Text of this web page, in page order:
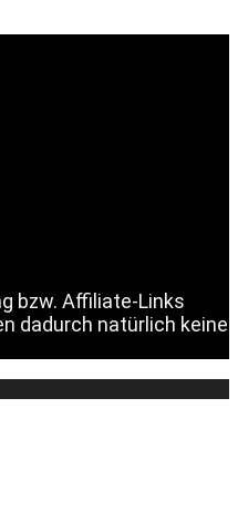
bzw. Affiliate-Links
dadurch natürlich keine